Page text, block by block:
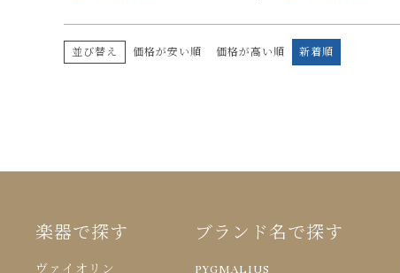
並び替え 価格が安い順 価格が高い順 新着順
楽器で探す
ヴァイオリン
ブランド名で探す
PYGMALIUS